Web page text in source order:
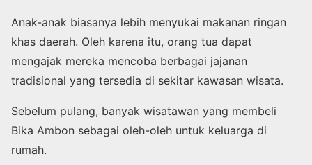
Anak-anak biasanya lebih menyukai makanan ringan
khas daerah. Oleh karena itu, orang tua dapat
mengajak mereka mencoba berbagai jajanan
tradisional yang tersedia di sekitar kawasan wisata.
Sebelum pulang, banyak wisatawan yang membeli
Bika Ambon sebagai oleh-oleh untuk keluarga di
rumah.